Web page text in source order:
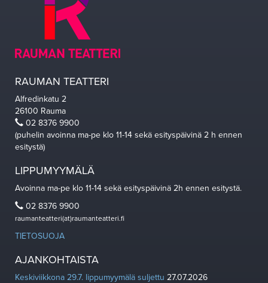
RAUMAN TEATTERI
Alfredinkatu 2
26100 Rauma
02 8376 9900
(puhelin avoinna ma-pe klo 11-14 sekä esityspäivinä 2 h ennen
esitystä)
LIPPUMYYMÄLÄ
Avoinna ma-pe klo 11-14 sekä esityspäivinä 2h ennen esitystä.
02 8376 9900
raumanteatteri(at)raumanteatteri.fi
TIETOSUOJA
AJANKOHTAISTA
Keskiviikkona 29.7. lippumyymälä suljettu 27.07.2026